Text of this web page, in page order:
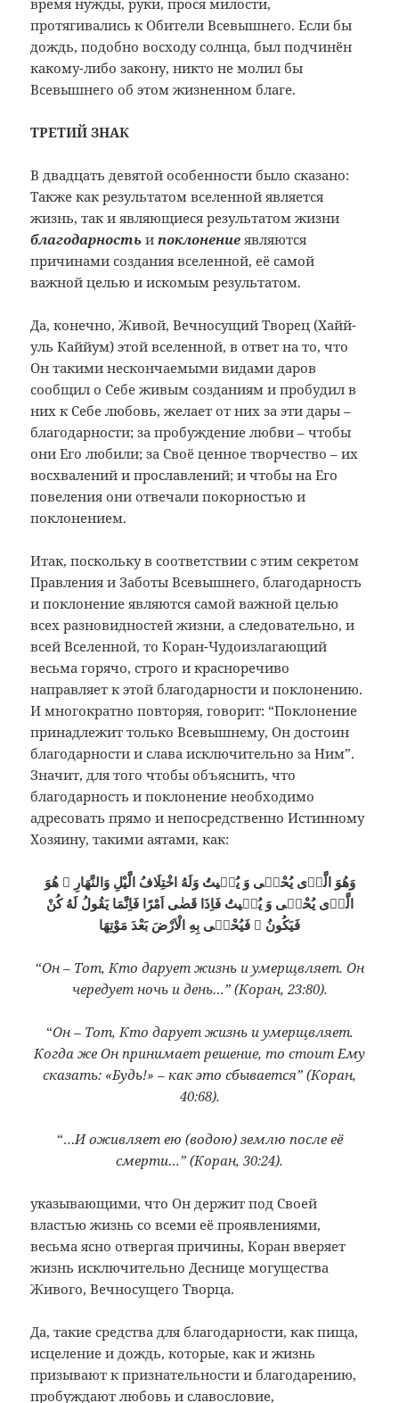
время нужды, руки, прося милости,
протягивались к Обители Всевышнего. Если бы
дождь, подобно восходу солнца, был подчинён
какому-либо закону, никто не молил бы
Всевышнего об этом жизненном благе.
ТРЕТИЙ ЗНАК
В двадцать девятой особенности было сказано:
Также как результатом вселенной является
жизнь, так и являющиеся результатом жизни
благодарность ипоклонение являются
причинами создания вселенной, её самой
важной целью и искомым результатом.
Да, конечно, Живой, Вечносущий Творец (Хайй-
уль Каййум) этой вселенной, в ответ на то, что
Он такими нескончаемыми видами даров
сообщил о Себе живым созданиям и пробудил в
них к Себе любовь, желает от них за эти дары –
благодарности; за пробуждение любви – чтобы
они Его любили; за Своё ценное творчество – их
восхвалений и прославлений; и чтобы на Его
повеления они отвечали покорностью и
поклонением.
Итак, поскольку в соответствии с этим секретом
Правления и Заботы Всевышнего, благодарность
и поклонение являются самой важной целью
всех разновидностей жизни, а следовательно, и
всей Вселенной, то Коран-Чудоизлагающий
весьма горячо, строго и красноречиво
направляет к этой благодарности и поклонению.
И многократно повторяя, говорит: “Поклонение
принадлежит только Всевышнему, Он достоин
благодарности и слава исключительно за Ним”.
Значит, для того чтобы объяснить, что
благодарность и поклонение необходимо
адресовать прямо и непосредственно Истинному
Хозяину, такими аятами, как:
وَهُوَ الَّذٖى يُحْيٖى وَ يُمٖيتُ وَلَهُ اخْتِلَافُ الَّيْلِ وَالنَّهَارِ ۞ هُوَ
الَّذٖى يُحْيٖى وَ يُمٖيتُ فَاِذَا قَضٰى اَمْرًا فَاِنَّمَا يَقُولُ لَهُ كُنْ
فَيَكُونُ ۞ فَيُحْيٖى بِهِ الْاَرْضَ بَعْدَ مَوْتِهَا
“Он – Тот, Кто дарует жизнь и умерщвляет. Он
чередует ночь и день…” (Коран, 23:80).
“Он – Тот, Кто дарует жизнь и умерщвляет.
Когда же Он принимает решение, то стоит Ему
сказать: «Будь!» – как это сбывается” (Коран,
40:68).
“…И оживляет ею (водою) землю после её
смерти…” (Коран, 30:24).
указывающими, что Он держит под Своей
властью жизнь со всеми её проявлениями,
весьма ясно отвергая причины, Коран вверяет
жизнь исключительно Деснице могущества
Живого, Вечносущего Творца.
Да, такие средства для благодарности, как пища,
исцеление и дождь, которые, как и жизнь
призывают к признательности и благодарению,
пробуждают любовь и славословие,